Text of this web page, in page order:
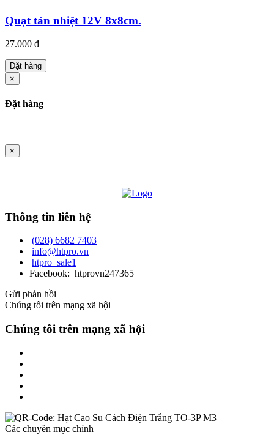
Quạt tản nhiệt 12V 8x8cm.
27.000 đ
Đặt hàng
×
Đặt hàng
×
Thông tin liên hệ
(028) 6682 7403
info@htpro.vn
htpro_sale1
Facebook: htprovn247365
Gửi phản hồi
Chúng tôi trên mạng xã hội
Chúng tôi trên mạng xã hội
Các chuyên mục chính